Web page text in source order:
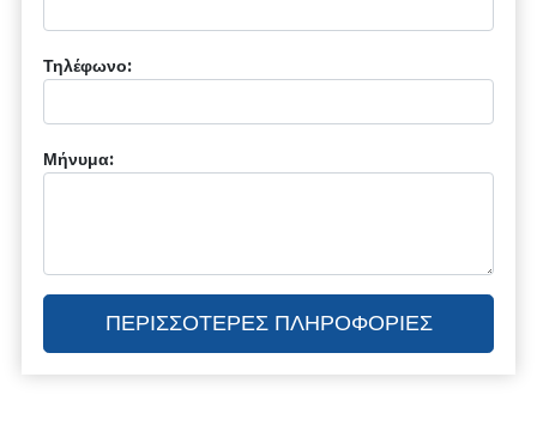
Τηλέφωνο:
Μήνυμα:
ΠΕΡΙΣΣΟΤΕΡΕΣ ΠΛΗΡΟΦΟΡΙΕΣ